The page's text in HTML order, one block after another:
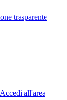
trasparente
Accedi all'area